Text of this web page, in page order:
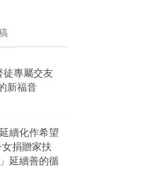
徒專屬交友
新福音
續化作希望
捐贈家扶
延續善的循